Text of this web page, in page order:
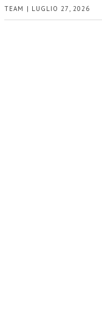
TEAM | LUGLIO 27, 2026